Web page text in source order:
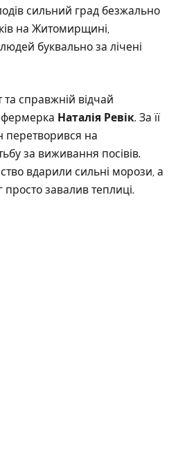
сильний град безжально
на Житомирщині,
буквально за лічені
справжній відчай
фермерка Наталія Ревік. За її
перетворився на
за виживання посівів.
вдарили сильні морози, а
просто завалив теплиці.